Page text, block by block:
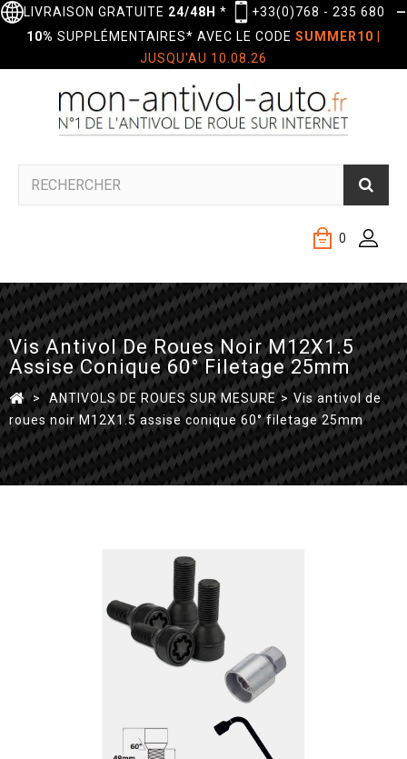
LIVRAISON GRATUITE 24/48H * +33(0)768 - 235 680
—
10% SUPPLÉMENTAIRES* AVEC LE CODE SUMMER10
JUSQU'AU 10.08.26
0
Vis Antivol De Roues Noir M12X1.5
Assise Conique 60° Filetage 25mm
> ANTIVOLS DE ROUES SUR MESURE > Vis antivol de
roues noir M12X1.5 assise conique 60° filetage 25mm